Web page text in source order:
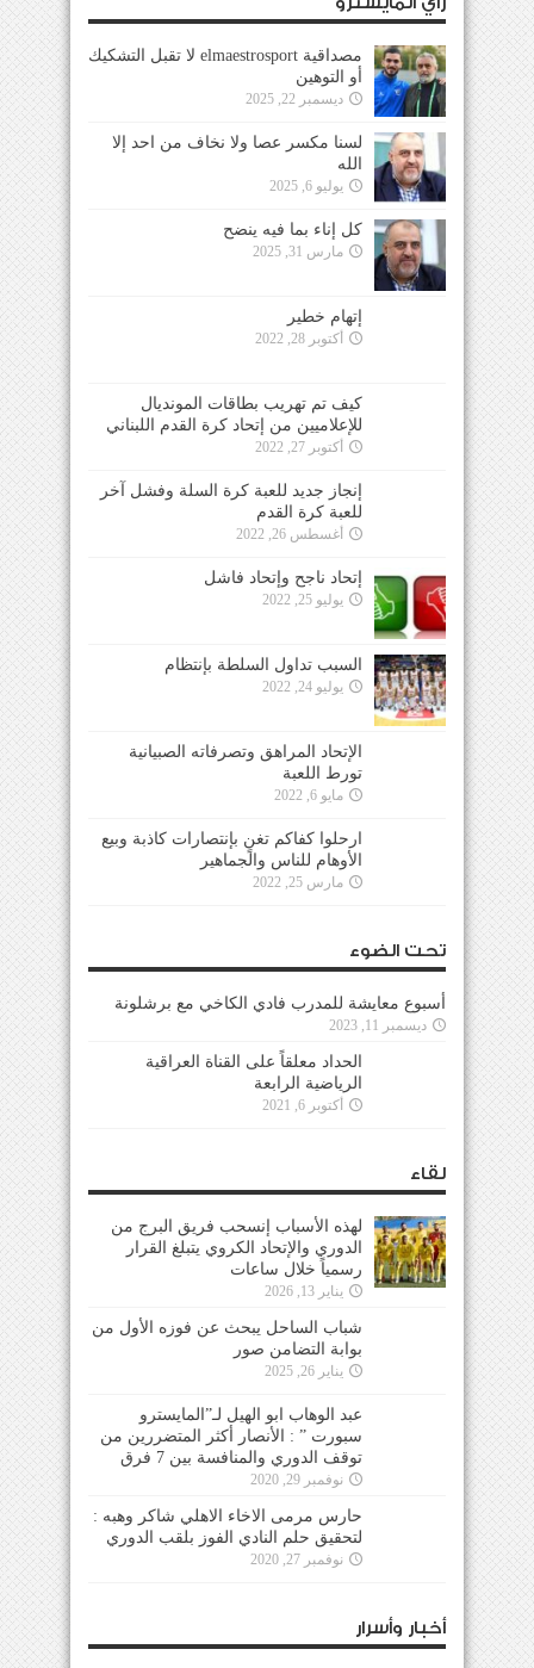
مصداقية elmaestrosport لا تقبل التشكيك
أو التوهين
ديسمبر 22, 2025
لسنا مكسر عصا ولا نخاف من احد إلا
الله
يوليو 6, 2025
كل إناء بما فيه ينضح
مارس 31, 2025
إتهام خطير
أكتوبر 28, 2022
كيف تم تهريب بطاقات المونديال
للإعلاميين من إتحاد كرة القدم اللبناني
أكتوبر 27, 2022
إنجاز جديد للعبة كرة السلة وفشل آخر
للعبة كرة القدم
أغسطس 26, 2022
إتحاد ناجح وإتحاد فاشل
يوليو 25, 2022
السبب تداول السلطة بإنتظام
يوليو 24, 2022
الإتحاد المراهق وتصرفاته الصبيانية
تورط اللعبة
مايو 6, 2022
ارحلوا كفاكم تغنٍ بإنتصارات كاذبة وبيع
الأوهام للناس والجماهير
مارس 25, 2022
تحت الضوء
أسبوع معايشة للمدرب فادي الكاخي مع برشلونة
ديسمبر 11, 2023
الحداد معلقاً على القناة العراقية
الرياضية الرابعة
أكتوبر 6, 2021
لقاء
لهذه الأسباب إنسحب فريق البرج من
الدوري والإتحاد الكروي يتبلغ القرار
رسمياً خلال ساعات
يناير 13, 2026
شباب الساحل يبحث عن فوزه الأول من
بوابة التضامن صور
يناير 26, 2025
عبد الوهاب ابو الهيل لـ”المايسترو
سبورت ” : الأنصار أكثر المتضررين من
توقف الدوري والمنافسة بين 7 فرق
نوفمبر 29, 2020
حارس مرمى الاخاء الاهلي شاكر وهبه :
لتحقيق حلم النادي الفوز بلقب الدوري
نوفمبر 27, 2020
أخبار وأسرار